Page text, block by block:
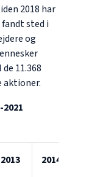
2018 har
sted i
og
11.368
aktioner.
2013 2014